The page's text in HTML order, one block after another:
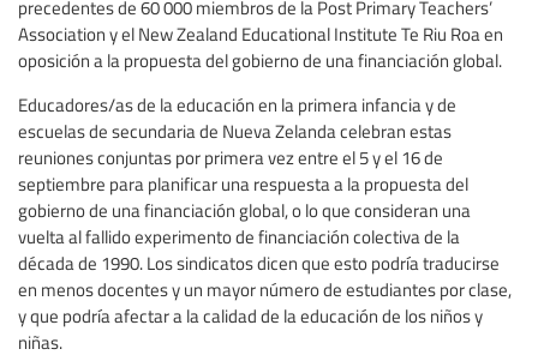
precedentes de 60 000 miembros de la Post Primary Teachers’
Association y el New Zealand Educational Institute Te Riu Roa en
oposición a la propuesta del gobierno de una financiación global.
Educadores/as de la educación en la primera infancia y de
escuelas de secundaria de Nueva Zelanda celebran estas
reuniones conjuntas por primera vez entre el 5 y el 16 de
septiembre para planificar una respuesta a la propuesta del
gobierno de una financiación global, o lo que consideran una
vuelta al fallido experimento de financiación colectiva de la
década de 1990. Los sindicatos dicen que esto podría traducirse
en menos docentes y un mayor número de estudiantes por clase,
y que podría afectar a la calidad de la educación de los niños y
niñas.